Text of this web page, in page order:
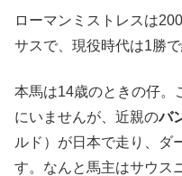
ローマンミストレスは
サスで、現役時代は1勝で
本馬は14歳のときの仔。
にいませんが、近親のバ
ルド）が日本で走り、ダ
す。なんと馬主はサウス